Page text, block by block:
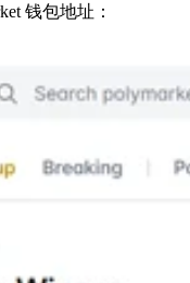
钱包地址：